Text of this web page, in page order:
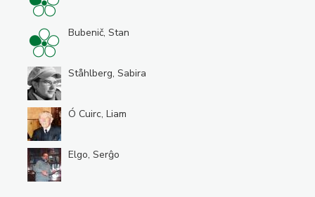
Bubenič, Stan
Ståhlberg, Sabira
Ó Cuirc, Liam
Elgo, Serĝo